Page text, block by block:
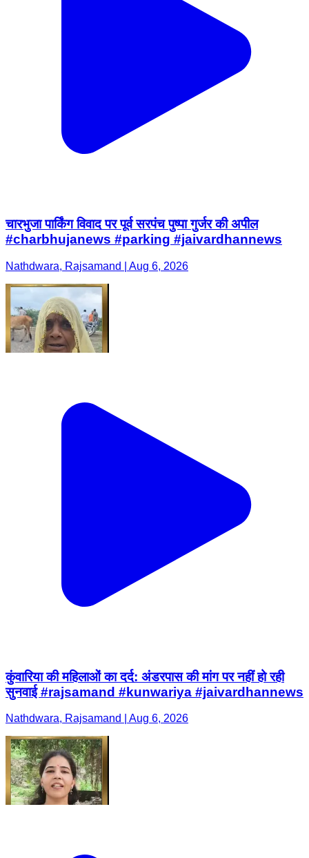
चारभुजा पार्किंग विवाद पर पूर्व सरपंच पुष्पा गुर्जर की अपील
#charbhujanews #parking #jaivardhannews
Nathdwara, Rajsamand | Aug 6, 2026
कुंवारिया की महिलाओं का दर्द: अंडरपास की मांग पर नहीं हो रही
सुनवाई #rajsamand #kunwariya #jaivardhannews
Nathdwara, Rajsamand | Aug 6, 2026